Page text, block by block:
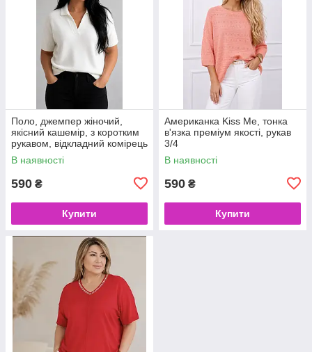
Поло, джемпер жіночий,
якісний кашемір, з коротким
рукавом, відкладний комірець
В наявності
590 ₴
Купити
Американка Kiss Me, тонка
в'язка преміум якості, рукав
3/4
В наявності
590 ₴
Купити